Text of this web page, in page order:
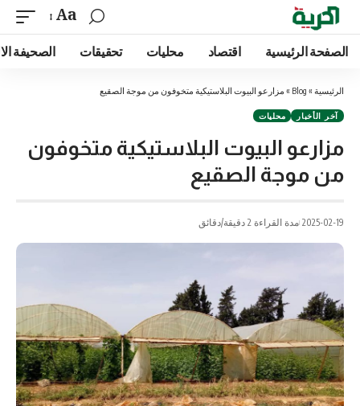
Aa
الصفحة الرئيسية اقتصاد محليات تحقيقات الصحيفة
الرئيسية »
Blog
» مزارعو البيوت البلاستيكية متخوفون من موجة الصقيع
آخر الأخبار محليات
مزارعو البيوت البلاستيكية متخوفون
من موجة الصقيع
2025-02-19 مدة القراءة 2 دقيقة/دقائق